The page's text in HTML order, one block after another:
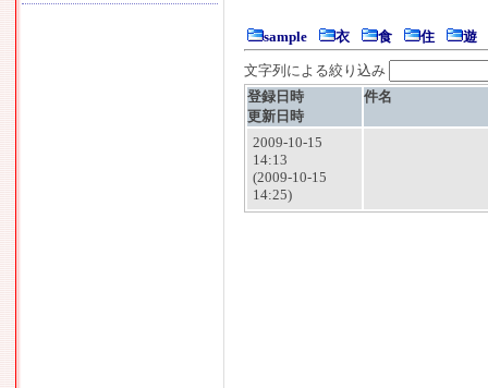
sample 衣 食 住 遊
文字列による絞り込み
登録日時
更新日時
件名
2009-10-15
14:13
(2009-10-15
14:25)